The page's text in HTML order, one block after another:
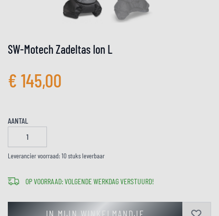
SW-Motech Zadeltas Ion L
€ 145,00
AANTAL
Leverancier voorraad: 10 stuks leverbaar
OP VOORRAAD: VOLGENDE WERKDAG VERSTUURD!
IN MIJN WINKELMANDJE